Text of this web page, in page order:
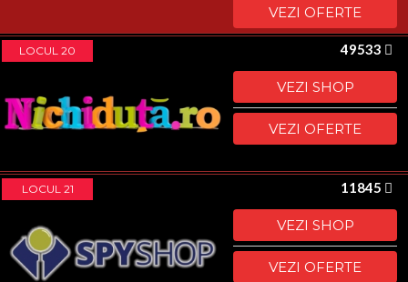
VEZI OFERTE
LOCUL 20 49533
VEZI SHOP
VEZI OFERTE
LOCUL 21 11845
VEZI SHOP
VEZI OFERTE